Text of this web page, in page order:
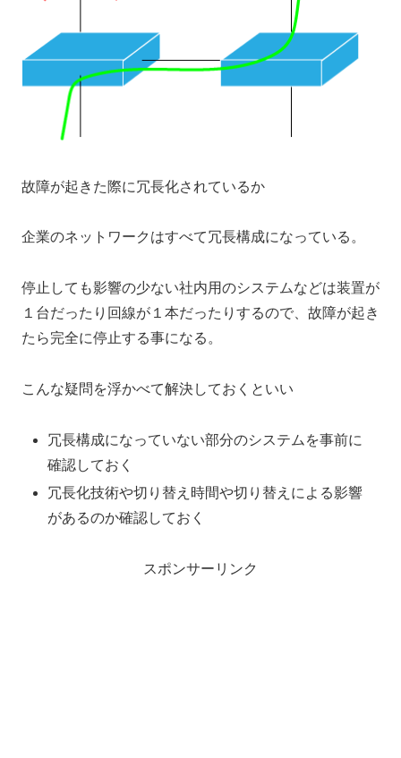
故障が起きた際に冗長化されているか
企業のネットワークはすべて冗長構成になっている。
停止しても影響の少ない社内用のシステムなどは装置が
１台だったり回線が１本だったりするので、 故障が起き
たら完全に停止する事になる。
こんな疑問を浮かべて解決しておくといい
冗長構成になっていない部分のシステムを事前に
確認しておく
冗長化技術や切り替え時間や切り替えによる影響
があるのか確認しておく
スポンサーリンク